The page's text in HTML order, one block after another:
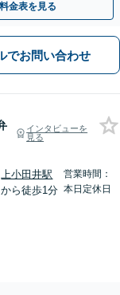
料金表を見る
でお問い合わせ
インタビューを
見る
上小田井駅
から徒歩1分
営業時間：
本日定休日